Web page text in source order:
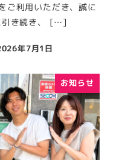
ご利用いただき、誠に
引き続き、 […]
年7月1日
お知らせ